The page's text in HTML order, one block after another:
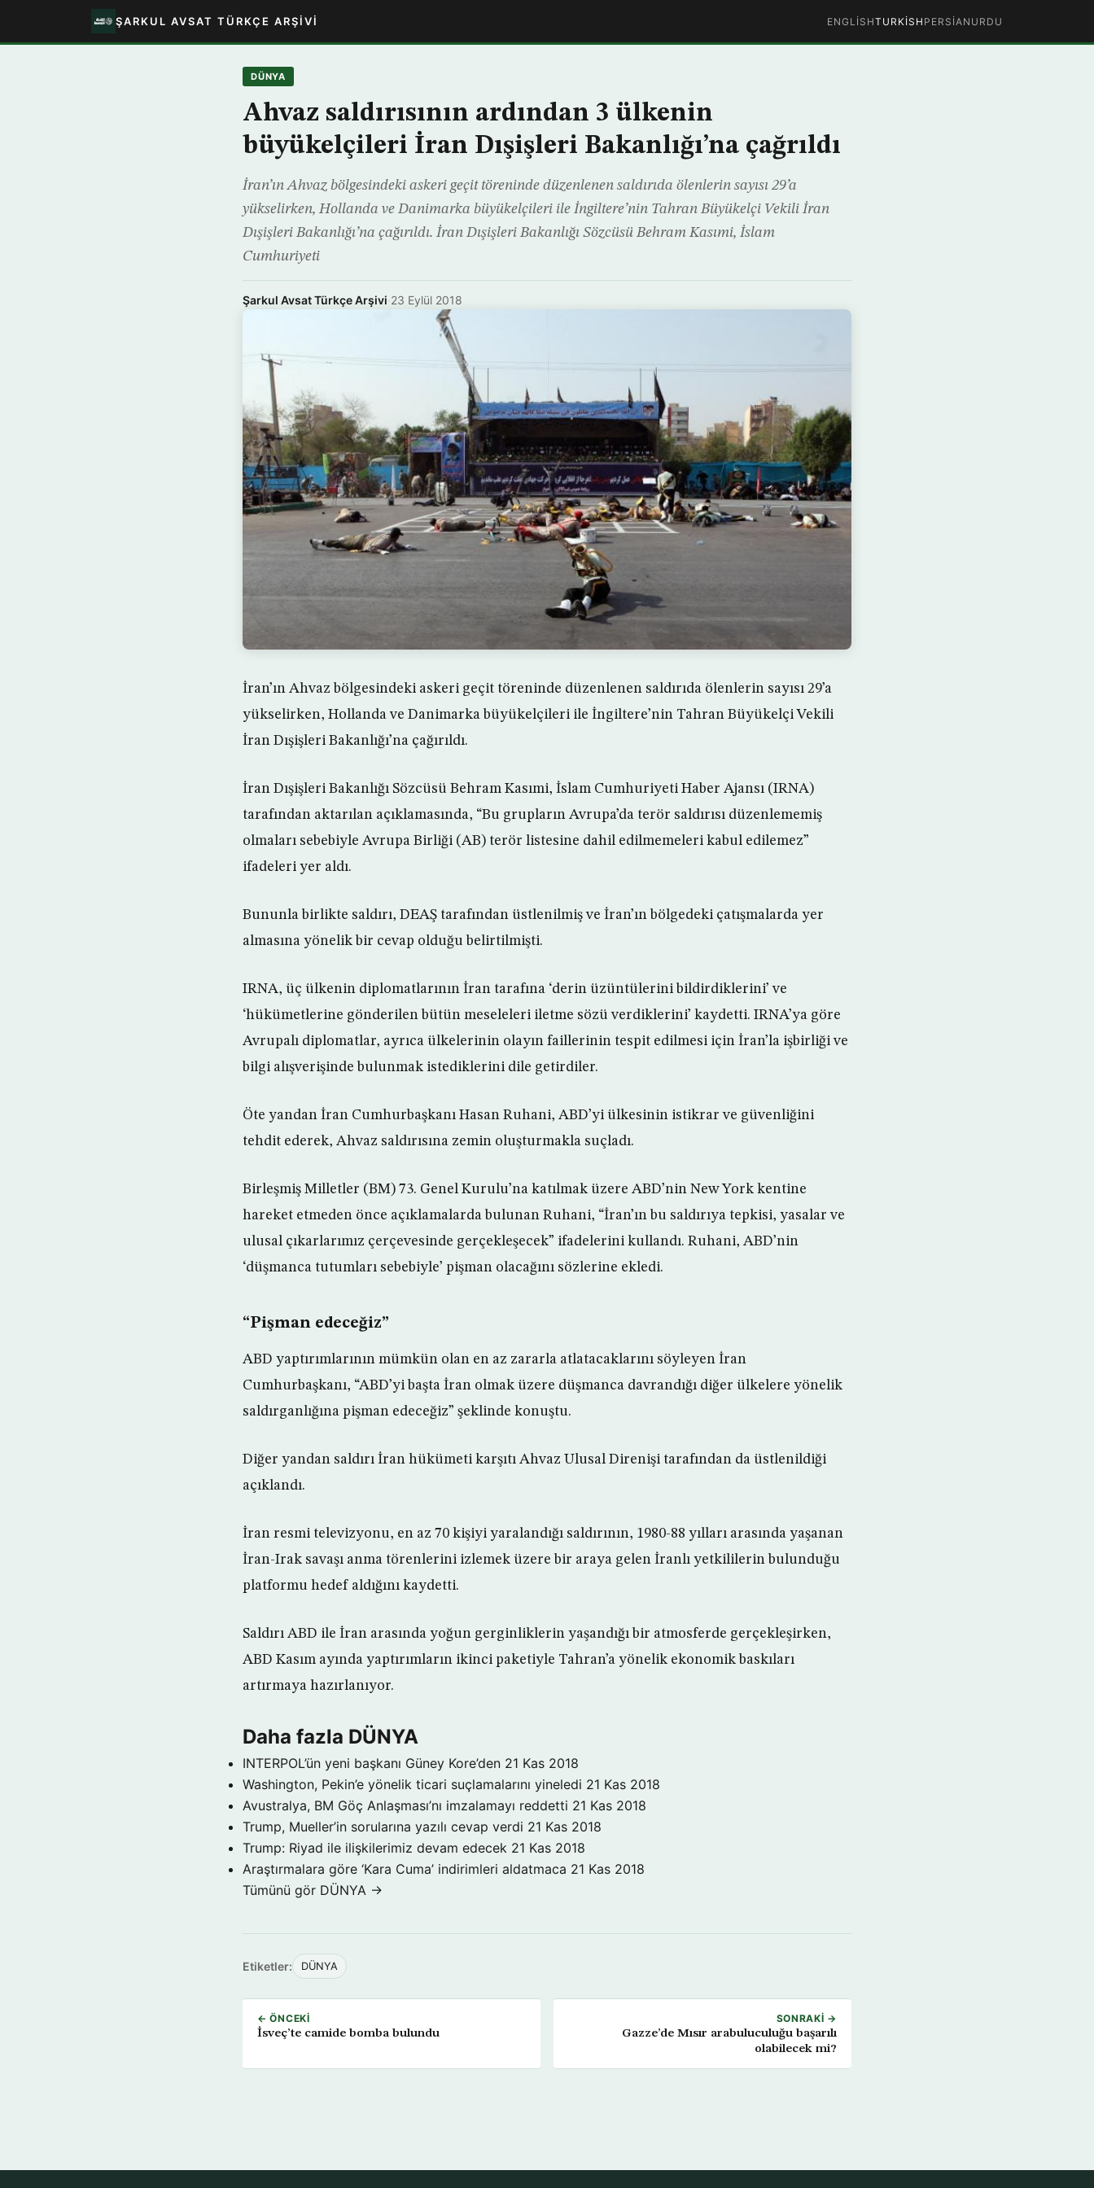
ŞARKUL AVSAT TÜRKÇE ARŞIVI ENGLISHTURKISH PERSIAN URDU
DÜNYA
Ahvaz saldırısının ardından 3 ülkenin
büyükelçileri İran Dışişleri Bakanlığı’na çağrıldı
İran’ın Ahvaz bölgesindeki askeri geçit töreninde düzenlenen saldırıda ölenlerin sayısı 29’a
yükselirken, Hollanda ve Danimarka büyükelçileri ile İngiltere’nin Tahran Büyükelçi Vekili İran
Dışişleri Bakanlığı’na çağırıldı. İran Dışişleri Bakanlığı Sözcüsü Behram Kasımi, İslam
Cumhuriyeti
Şarkul Avsat Türkçe Arşivi·23 Eylül 2018
İran’ın Ahvaz bölgesindeki askeri geçit töreninde düzenlenen saldırıda ölenlerin sayısı 29’a
yükselirken, Hollanda ve Danimarka büyükelçileri ile İngiltere’nin Tahran Büyükelçi Vekili
İran Dışişleri Bakanlığı’na çağırıldı.
İran Dışişleri Bakanlığı Sözcüsü Behram Kasımi, İslam Cumhuriyeti Haber Ajansı (IRNA)
tarafından aktarılan açıklamasında, “Bu grupların Avrupa’da terör saldırısı düzenlememiş
olmaları sebebiyle Avrupa Birliği (AB) terör listesine dahil edilmemeleri kabul edilemez”
ifadeleri yer aldı.
Bununla birlikte saldırı, DEAŞ tarafından üstlenilmiş ve İran’ın bölgedeki çatışmalarda yer
almasına yönelik bir cevap olduğu belirtilmişti.
IRNA, üç ülkenin diplomatlarının İran tarafına ‘derin üzüntülerini bildirdiklerini’ ve
‘hükümetlerine gönderilen bütün meseleleri iletme sözü verdiklerini’ kaydetti. IRNA’ya göre
Avrupalı diplomatlar, ayrıca ülkelerinin olayın faillerinin tespit edilmesi için İran’la işbirliği ve
bilgi alışverişinde bulunmak istediklerini dile getirdiler.
Öte yandan İran Cumhurbaşkanı Hasan Ruhani, ABD’yi ülkesinin istikrar ve güvenliğini
tehdit ederek, Ahvaz saldırısına zemin oluşturmakla suçladı.
Birleşmiş Milletler (BM) 73. Genel Kurulu’na katılmak üzere ABD’nin New York kentine
hareket etmeden önce açıklamalarda bulunan Ruhani, “İran’ın bu saldırıya tepkisi, yasalar ve
ulusal çıkarlarımız çerçevesinde gerçekleşecek” ifadelerini kullandı. Ruhani, ABD’nin
‘düşmanca tutumları sebebiyle’ pişman olacağını sözlerine ekledi.
“Pişman edeceğiz”
ABD yaptırımlarının mümkün olan en az zararla atlatacaklarını söyleyen İran
Cumhurbaşkanı, “ABD’yi başta İran olmak üzere düşmanca davrandığı diğer ülkelere yönelik
saldırganlığına pişman edeceğiz” şeklinde konuştu.
Diğer yandan saldırı İran hükümeti karşıtı Ahvaz Ulusal Direnişi tarafından da üstlenildiği
açıklandı.
İran resmi televizyonu, en az 70 kişiyi yaralandığı saldırının, 1980-88 yılları arasında yaşanan
İran-Irak savaşı anma törenlerini izlemek üzere bir araya gelen İranlı yetkililerin bulunduğu
platformu hedef aldığını kaydetti.
Saldırı ABD ile İran arasında yoğun gerginliklerin yaşandığı bir atmosferde gerçekleşirken,
ABD Kasım ayında yaptırımların ikinci paketiyle Tahran’a yönelik ekonomik baskıları
artırmaya hazırlanıyor.
Daha fazla DÜNYA
INTERPOL’ün yeni başkanı Güney Kore’den 21 Kas 2018
Washington, Pekin’e yönelik ticari suçlamalarını yineledi 21 Kas 2018
Avustralya, BM Göç Anlaşması’nı imzalamayı reddetti 21 Kas 2018
Trump, Mueller’in sorularına yazılı cevap verdi 21 Kas 2018
Trump: Riyad ile ilişkilerimiz devam edecek 21 Kas 2018
Araştırmalara göre ‘Kara Cuma’ indirimleri aldatmaca 21 Kas 2018
Tümünü gör DÜNYA →
Etiketler: DÜNYA
← ÖNCEKI
İsveç’te camide bomba bulundu
SONRAKI →
Gazze’de Mısır arabuluculuğu başarılı
olabilecek mi?